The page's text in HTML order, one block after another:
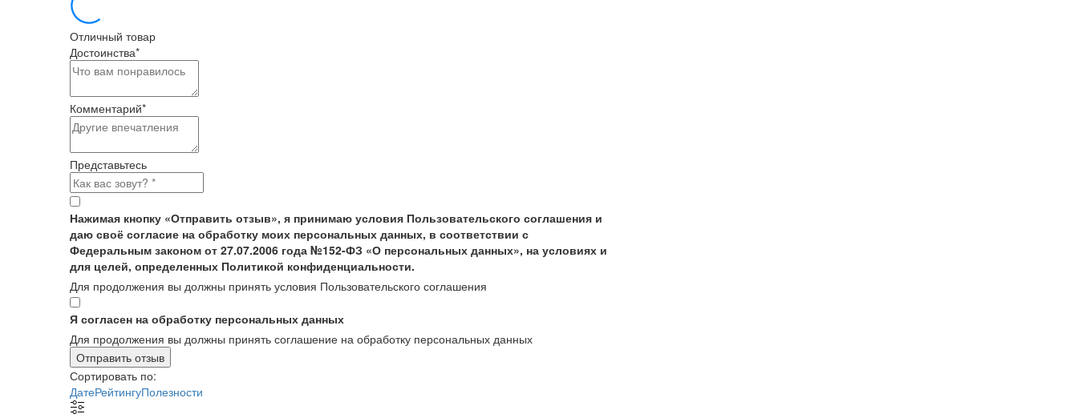
Отличный товар
Достоинства*
Комментарий*
Представьтесь
Нажимая кнопку «Отправить отзыв», я принимаю условия Пользовательского соглашения и
даю своё согласие на обработку моих персональных данных, в соответствии с
Федеральным законом от 27.07.2006 года №152-ФЗ «О персональных данных», на условиях и
для целей, определенных Политикой конфиденциальности.
Для продолжения вы должны принять условия Пользовательского соглашения
Я согласен на обработку персональных данных
Для продолжения вы должны принять соглашение на обработку персональных данных
Отправить отзыв
Сортировать по:
ДатеРейтингуПолезности